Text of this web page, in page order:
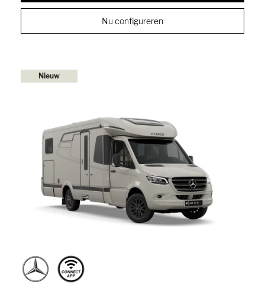
Nu configureren
Nieuw